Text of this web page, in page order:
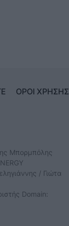
ΟΡΟΙ ΧΡΗΣΗΣ
Μπορμπόλης
/ Γιώτα
Domain: